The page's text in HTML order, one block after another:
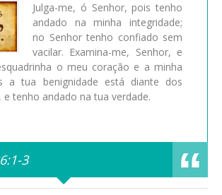
Julga-me, ó Senhor, pois tenho
andado na minha integridade;
no Senhor tenho confiado sem
vacilar. Examina-me, Senhor, e
o meu coração e a minha
a tua benignidade está diante dos
e tenho andado na tua verdade.
3